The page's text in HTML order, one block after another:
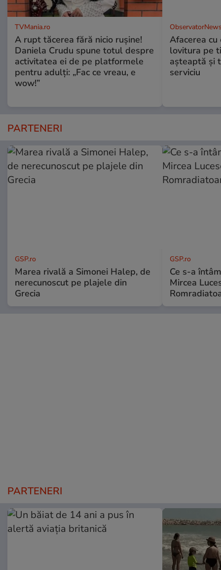
TVMania.ro
A rupt tăcerea fără nicio rușine!
Daniela Crudu spune totul despre
activitatea ei de pe platformele
pentru adulți: „Fac ce vreau, e
wow!”
Afacerea
lovitura pe
aşteaptă şi
serviciu
PARTENERI
GSP.ro
Marea rivală a Simonei Halep, de
nerecunoscut pe plajele din
Grecia
GSP.ro
Ce s-a
Mircea
PARTENERI